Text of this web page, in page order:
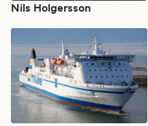
Nils Holgersson